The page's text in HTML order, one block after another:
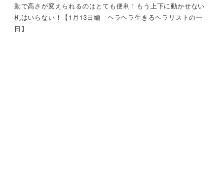
動で高さが変えられるのはとても便利！もう上下に動かせない
机はいらない！【1月13日編 ヘラヘラ生きるヘラリストの一
日】